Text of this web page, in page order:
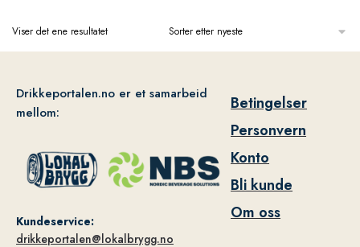
Viser det ene resultatet
Drikkeportalen.no er et samarbeid
mellom:
Kundeservice:
drikkeportalen@lokalbrygg.no
Betingelser
Personvern
Konto
Bli kunde
Om oss